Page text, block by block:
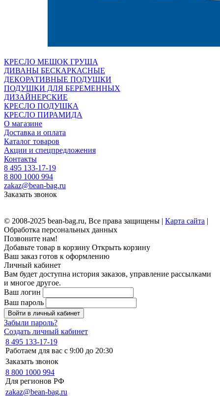
КРЕСЛО МЕШОК ГРУША
ДИВАНЫ БЕСКАРКАСНЫЕ
ДЕКОРАТИВНЫЕ ПОДУШКИ
ПОДУШКИ ДЛЯ БЕРЕМЕННЫХ
ДИЗАЙНЕРСКИЕ
КРЕСЛО ПОДУШКА
КРЕСЛО ПИРАМИДА
О магазине
Доставка и оплата
Каталог товаров
Акции и спецпредложения
Контакты
8 495 133-17-19
8 800 1000 994
zakaz@bean-bag.ru
Заказать звонок
© 2008-2025 bean-bag.ru, Все права защищены | Карта сайта |
Обработка персональных данных
Позвоните нам!
Добавьте товар в корзину Открыть корзину
Ваш заказ готов к оформлению
Личный кабинет
Вам будет доступна история заказов, управление рассылками
и многое другое.
Ваш логин
Ваш пароль
Войти в личный кабинет
Забыли пароль?
Создать личный кабинет
8 495 133-17-19
Работаем для вас с 9:00 до 20:30
Заказать звонок
8 800 1000 994
Для регионов РФ
zakaz@bean-bag.ru